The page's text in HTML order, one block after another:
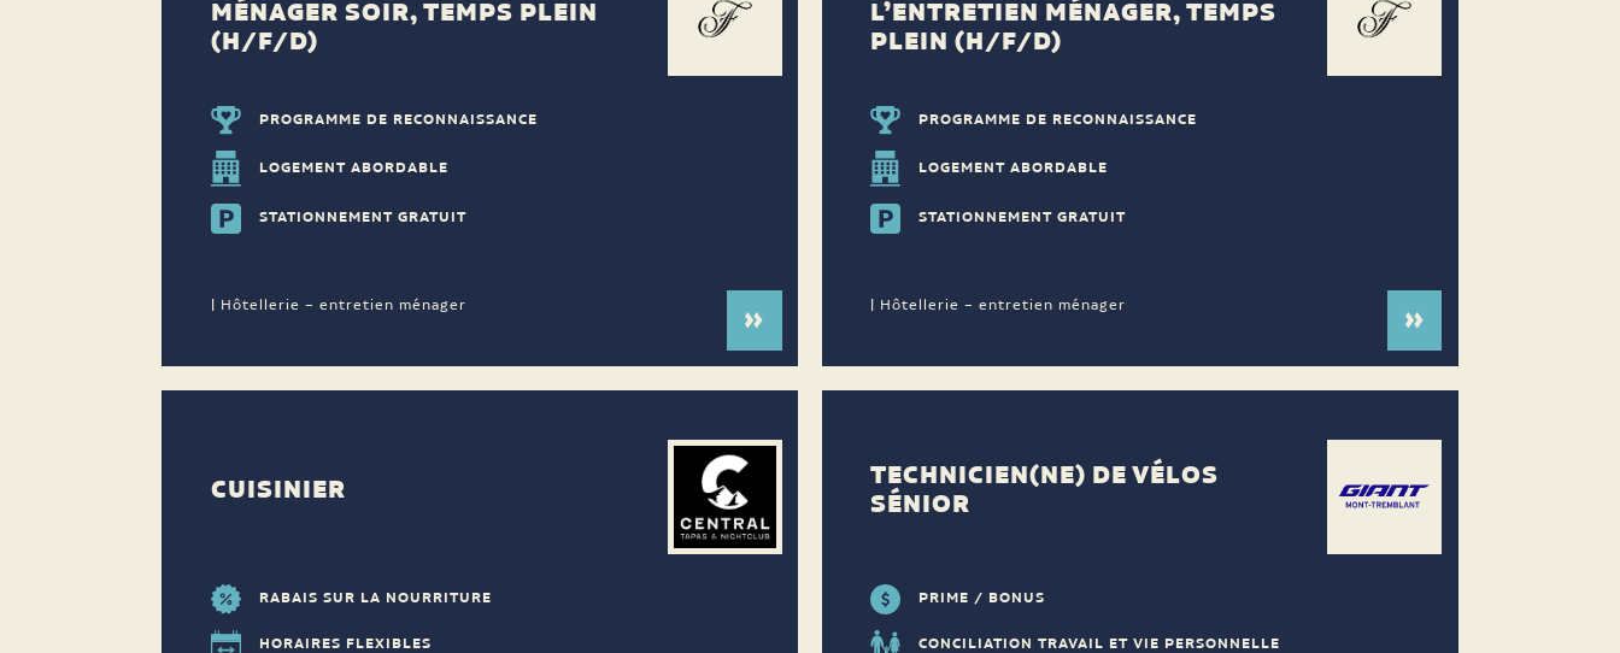
MÉNAGER SOIR, TEMPS PLEIN
(H/F/D)
PROGRAMME DE RECONNAISSANCE
LOGEMENT ABORDABLE
STATIONNEMENT GRATUIT
| Hôtellerie – entretien ménager
L’ENTRETIEN MÉNAGER, TEMPS
PLEIN (H/F/D)
PROGRAMME DE RECONNAISSANCE
LOGEMENT ABORDABLE
STATIONNEMENT GRATUIT
| Hôtellerie – entretien ménager
CUISINIER
RABAIS SUR LA NOURRITURE
HORAIRES FLEXIBLES
TECHNICIEN(NE) DE VÉLOS
SÉNIOR
PRIME / BONUS
CONCILIATION TRAVAIL ET VIE PERSONNELLE